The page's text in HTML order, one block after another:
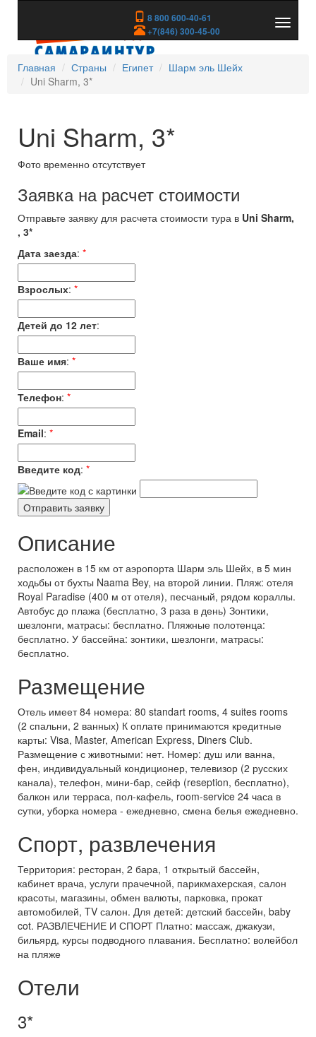
8 800 600-40-61
+7(846) 300-45-00
скрыть
Главная
Страны Египет
Шарм эль Шейх
Uni Sharm, 3*
Uni Sharm, 3*
Фото временно отсутствует
Заявка на расчет стоимости
Отправьте заявку для расчета стоимости тура в Uni Sharm,
, 3*
Дата заезда: *
Взрослых: *
Детей до 12 лет:
Ваше имя: *
Телефон: *
Email: *
Введите код: *
Описание
расположен в 15 км от аэропорта Шарм эль Шейх, в 5 мин
ходьбы от бухты Naama Bey, на второй линии. Пляж: отеля
Royal Paradise (400 м от отеля), песчаный, рядом кораллы.
Автобус до плажа (бесплатно, 3 раза в день) Зонтики,
шезлонги, матрасы: бесплатно. Пляжные полотенца:
бесплатно. У бассейна: зонтики, шезлонги, матрасы:
бесплатно.
Размещение
Отель имеет 84 номера: 80 standart rooms, 4 suites rooms
(2 спальни, 2 ванных) К оплате принимаются кредитные
карты: Visa, Master, American Express, Diners Club.
Размещение с животными: нет. Номер: душ или ванна,
фен, индивидуальный кондиционер, телевизор (2 русских
канала), телефон, мини-бар, сейф (reseption, бесплатно),
балкон или терраса, пол-кафель, room-service 24 часа в
сутки, уборка номера - ежедневно, смена белья ежедневно.
Спорт, развлечения
Территория: ресторан, 2 бара, 1 открытый бассейн,
кабинет врача, услуги прачечной, парикмахерская, салон
красоты, магазины, обмен валюты, парковка, прокат
автомобилей, TV салон. Для детей: детский бассейн, baby
cot. РАЗВЛЕЧЕНИЕ И СПОРТ Платно: массаж, джакузи,
бильярд, курсы подводного плавания. Бесплатно: волейбол
на пляже
Отели
3*